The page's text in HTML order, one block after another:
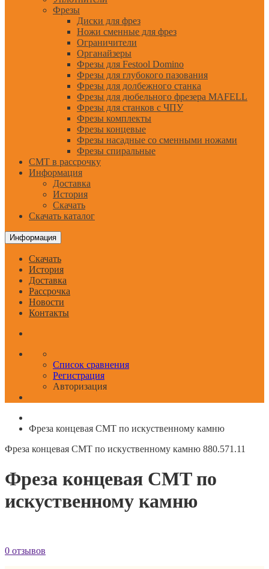
Фрезы
Диски для фрез
Ножи сменные для фрез
Ограничители
Органайзеры
Фрезы для Festool Domino
Фрезы для глубокого пазования
Фрезы для долбежного станка
Фрезы для дюбельного фрезера MAFELL
Фрезы для станков с ЧПУ
Фрезы комплекты
Фрезы концевые
Фрезы насадные со сменными ножами
Фрезы спиральные
CMT в рассрочку
Информация
Доставка
История
Скачать
Скачать каталог
Информация
Скачать
История
Доставка
Рассрочка
Новости
Контакты
Список сравнения
Регистрация
Авторизация
Фреза концевая CMT по искуственному камню
Фреза концевая CMT по искуственному камню 880.571.11
Фреза концевая CMT по
искуственному камню
0 отзывов